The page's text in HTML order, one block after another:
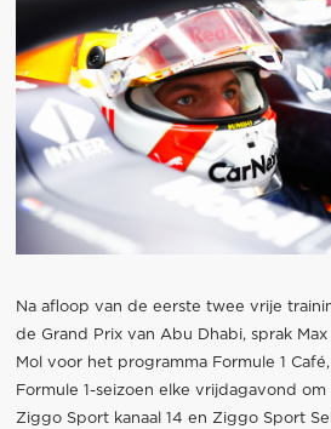
Na afloop van de eerste twee vrije
de Grand Prix van Abu Dhabi, sprak
Mol voor het programma Formule 1
Formule 1-seizoen elke vrijdagavond
Ziggo Sport kanaal 14 en Ziggo Sport